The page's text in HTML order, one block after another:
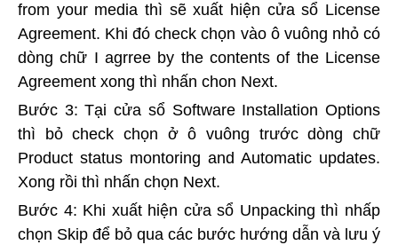
from your media thì sẽ xuất hiện cửa sổ License
Agreement. Khi đó check chọn vào ô vuông nhỏ có
dòng chữ I agrree by the contents of the License
Agreement xong thì nhấn chon Next.
Bước 3: Tại cửa sổ Software Installation Options
thì bỏ check chọn ở ô vuông trước dòng chữ
Product status montoring and Automatic updates.
Xong rồi thì nhấn chọn Next.
Bước 4: Khi xuất hiện cửa sổ Unpacking thì nhấp
chọn Skip để bỏ qua các bước hướng dẫn và lưu ý